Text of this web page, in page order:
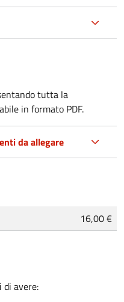
tutta la
in formato PDF.
da allegare
16,00 €
di avere: